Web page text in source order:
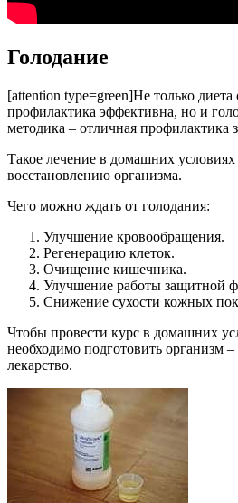
Голодание
[attention type=green]Не только диета
профилактика эффективна, но и
методика – отличная профилактика
Такое лечение в домашних условиях
восстановлению организма.
Чего можно ждать от голодания:
Улучшение кровообращения.
Регенерацию клеток.
Очищение кишечника.
Улучшение работы защитной
Снижение сухости кожных
Чтобы провести курс в домашних
необходимо подготовить организм
лекарство.